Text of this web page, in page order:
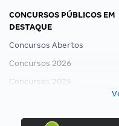
CONCURSOS PÚBLICOS EM
DESTAQUE
Concursos Abertos
Concursos 2026
Concursos 2025
Concurso Ibama